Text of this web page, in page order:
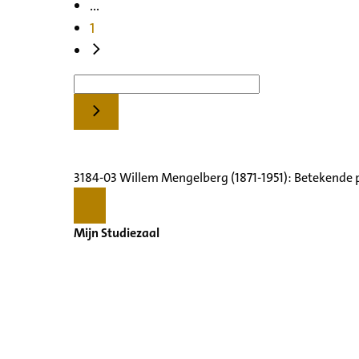
...
1
3184-03 Willem Mengelberg (1871-1951):
Mijn Studiezaal